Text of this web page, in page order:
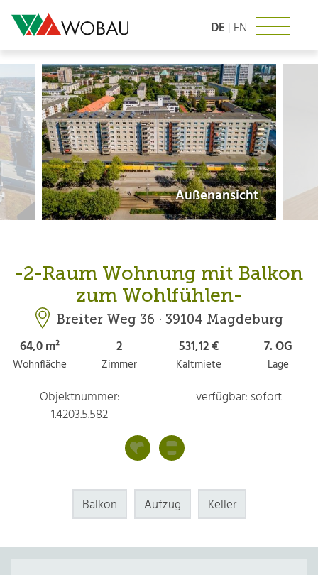
Inhalt
DE | EN
Außenansicht
-2-Raum Wohnung mit Balkon
zum Wohlfühlen-
Breiter Weg 36 · 39104 Magdeburg
64,0 m²
Wohnfläche
2
Zimmer
531,12 €
Kaltmiete
7. OG
Lage
Objektnummer:
1.4203.5.582
verfügbar: sofort
Balkon Aufzug Keller